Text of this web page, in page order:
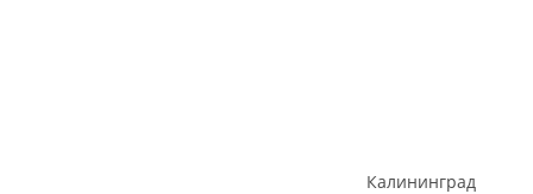
Калининград